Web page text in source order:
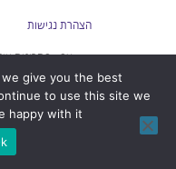
הצהרת נגישות
אפ - פתרונות
give you the best
to use this site we
happy with it.